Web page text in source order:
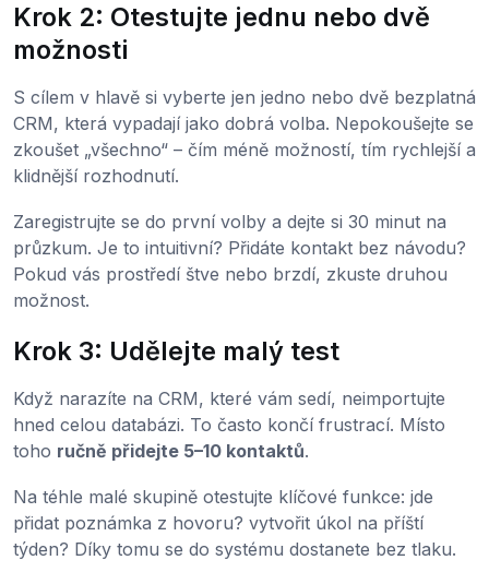
Krok 2: Otestujte jednu nebo dvě
možnosti
S cílem v hlavě si vyberte jen jedno nebo dvě bezplatná
CRM, která vypadají jako dobrá volba. Nepokoušejte se
zkoušet „všechno“ – čím méně možností, tím rychlejší a
klidnější rozhodnutí.
Zaregistrujte se do první volby a dejte si 30 minut na
průzkum. Je to intuitivní? Přidáte kontakt bez návodu?
Pokud vás prostředí štve nebo brzdí, zkuste druhou
možnost.
Krok 3: Udělejte malý test
Když narazíte na CRM, které vám sedí, neimportujte
hned celou databázi. To často končí frustrací. Místo
toho ručně přidejte 5–10 kontaktů.
Na téhle malé skupině otestujte klíčové funkce: jde
přidat poznámka z hovoru? vytvořit úkol na příští
týden? Díky tomu se do systému dostanete bez tlaku.